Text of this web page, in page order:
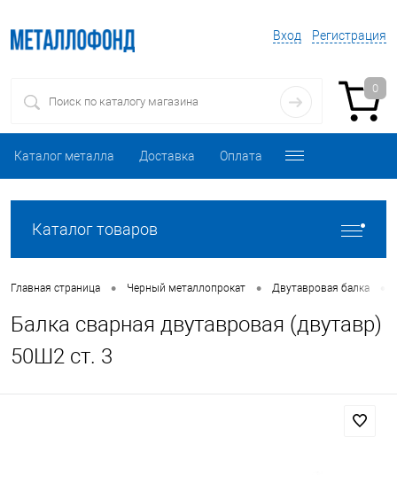
Вход Регистрация
0
Каталог металла Доставка Оплата
Каталог товаров
Главная страница • Черный металлопрокат • Двутавровая балка
Балка сварная двутавровая (двутавр)
50Ш2 ст. 3